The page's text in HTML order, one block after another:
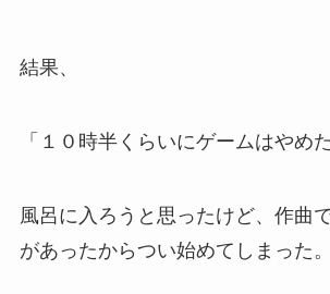
結果、
「１０時半くらいにゲームはやめた
風呂に入ろうと思ったけど、作曲
があったからつい始めてしまった。